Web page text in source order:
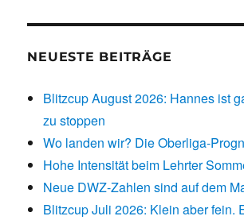
NEUESTE BEITRÄGE
Blitzcup August 2026: Hannes ist
zu stoppen
Wo landen wir? Die Oberliga-
Hohe Intensität beim Lehrter
Neue DWZ-Zahlen sind auf dem
Blitzcup Juli 2026: Klein aber fein.